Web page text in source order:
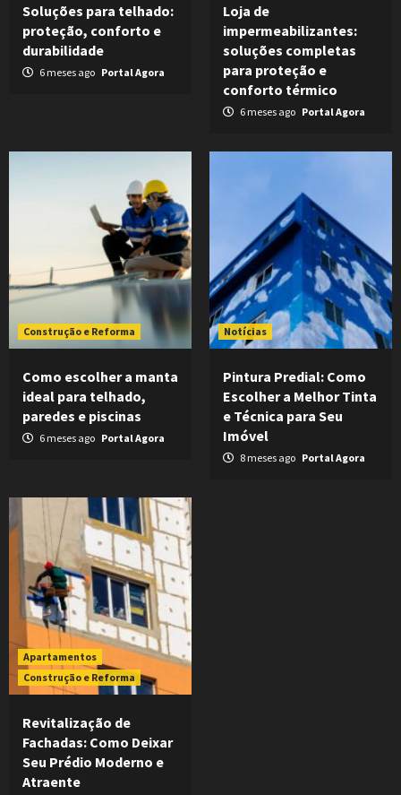
Soluções para telhado:
proteção, conforto e
durabilidade
6 meses ago Portal Agora
Loja de
impermeabilizantes:
soluções completas
para proteção e
conforto térmico
6 meses ago Portal Agora
Construção e Reforma
Como escolher a manta
ideal para telhado,
paredes e piscinas
6 meses ago Portal Agora
Notícias
Pintura Predial: Como
Escolher a Melhor Tinta
e Técnica para Seu
Imóvel
8 meses ago Portal Agora
Apartamentos
Construção e Reforma
Revitalização de
Fachadas: Como Deixar
Seu Prédio Moderno e
Atraente